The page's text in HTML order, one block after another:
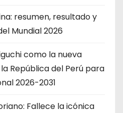
resumen, resultado y
Mundial 2026
como la nueva
República del Perú para
2026-2031
Fallece la icónica